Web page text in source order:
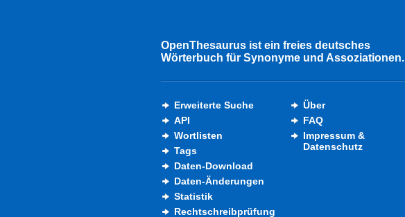
OpenThesaurus ist ein freies deutsches
Wörterbuch für Synonyme und Assoziationen.
Erweiterte Suche
API
Wortlisten
Tags
Daten-Download
Daten-Änderungen
Statistik
Rechtschreibprüfung
Über
FAQ
Impressum &
Datenschutz